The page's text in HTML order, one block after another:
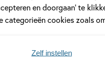
en doorgaan’ te
categorieën cookies zoals
Zelf instellen
is het van